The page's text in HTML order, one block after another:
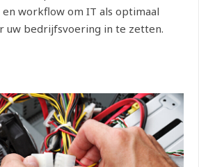
workflow om IT als optimaal
uw bedrijfsvoering in te zetten.